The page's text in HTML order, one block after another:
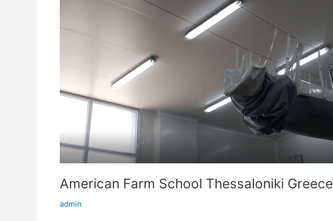
American Farm School Thessaloniki Greece
admin